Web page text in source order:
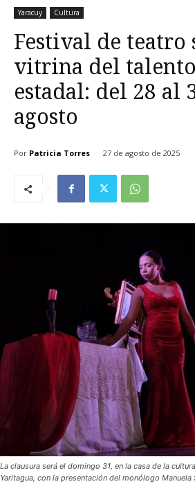
Yaracuy Cultura
Festival de teatro
vitrina del
estadal: del 28 al
agosto
Por Patricia Torres 27 de agosto de 2025
La clausura será el domingo 31, en la casa de la
Yaritagua, con la presentación del monólogo Manuela